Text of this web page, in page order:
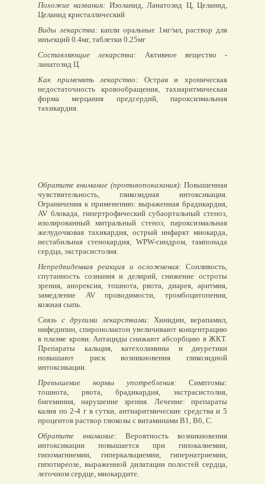
Похожие названия: Изоланид, Ланатозид Ц, Целанид,
Целанид кристаллический
Виды лекарства:капли оральные 1мг/мл, раствор для
инъекций 0.4мг, таблетки 0.25мг
Составляющие лекарства: Активное вещество -
ланатозид Ц.
Как применять лекарство: Острая и хроническая
недостаточность кровообращения, тахиаритмическая
форма мерцания предсердий, пароксизмальная
тахикардия.
Обратите внимание (противопоказания):Повышенная
чувствительность, гликозидная интоксикация.
Ограничения к применению: выраженная брадикардия,
AV блокада, гипертрофический субаортальный стеноз,
изолированный митральный стеноз, пароксизмальная
желудочковая тахикардия, острый инфаркт миокарда,
нестабильная стенокардия, WPW-синдром, тампонада
сердца, экстрасистолия.
Непредвиденная реакция и осложнения: Сонливость,
спутанность сознания и делирий, снижение остроты
зрения, анорексия, тошнота, рвота, диарея, аритмия,
замедление AV проводимости, тромбоцитопения,
кожная сыпь.
Связь с другими лекарствами: Хинидин, верапамил,
нифедипин, спиронолактон увеличивают концентрацию
в плазме крови. Антациды снижают абсорбцию в ЖКТ.
Препараты кальция, катехоламины и диуретики
повышают риск возникновения гликозидной
интоксикации.
Превышение нормы употребления: Симптомы:
тошнота, рвота, брадикардия, экстрасистолия,
бигеминия, нарушение зрения. Лечение: препараты
калия по 2-4 г в сутки, антиаритмические средства и 5
процентов раствор глюкозы с витаминами B1, B6, C.
Обратите внимание: Вероятность возникновения
интоксикации повышается при гипокалиемии,
гипомагниемии, гиперкальциемии, гипернатриемии,
гипотиреозе, выраженной дилатации полостей сердца,
легочном сердце, миокардите.